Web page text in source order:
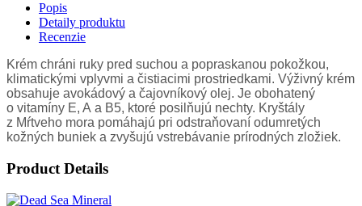
Popis
Detaily produktu
Recenzie
Krém chráni ruky pred suchou a popraskanou pokožkou,
klimatickými vplyvmi a čistiacimi prostriedkami. Výživný krém
obsahuje avokádový a čajovníkový olej. Je obohatený
o vitamíny E, A a B5, ktoré posilňujú nechty. Kryštály
z Mŕtveho mora pomáhajú pri odstraňovaní odumretých
kožných buniek a zvyšujú vstrebávanie prírodných zložiek.
Product Details